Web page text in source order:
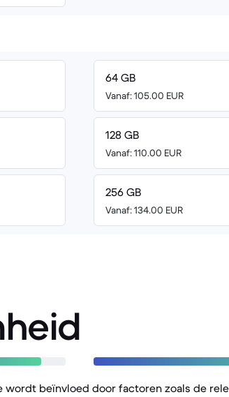
64 GB
Vanaf: 105.00 EUR
128 GB
Vanaf: 110.00 EUR
256 GB
Vanaf: 134.00 EUR
wordt beïnvloed door factoren zoals de